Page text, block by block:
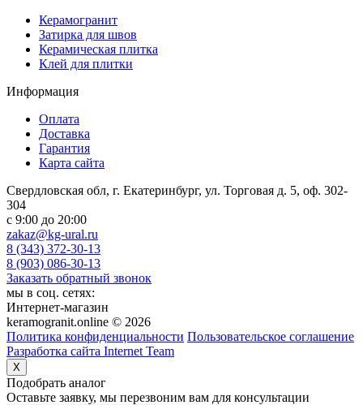
Керамогранит
Затирка для швов
Керамическая плитка
Клей для плитки
Информация
Оплата
Доставка
Гарантия
Карта сайта
Свердловская обл, г. Екатеринбург, ул. Торговая д. 5, оф. 302-
304
c 9:00 до 20:00
zakaz@kg-ural.ru
8 (343) 372-30-13
8 (903) 086-30-13
Заказать обратный звонок
мы в соц. сетях:
Интернет-магазин
keramogranit.online © 2026
Политика конфиденциальности Пользовательское соглашение
Разработка сайта Internet Team
X
Подобрать аналог
Оставьте заявку, мы перезвоним вам для консультации